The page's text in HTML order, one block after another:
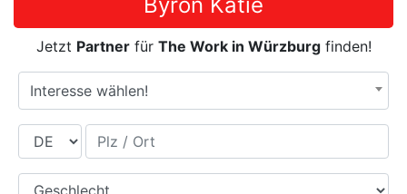
Jetzt Partnerfür The Work in Würzburgfinden!
Interesse wählen!
Land Plz / Ort
Geschlecht